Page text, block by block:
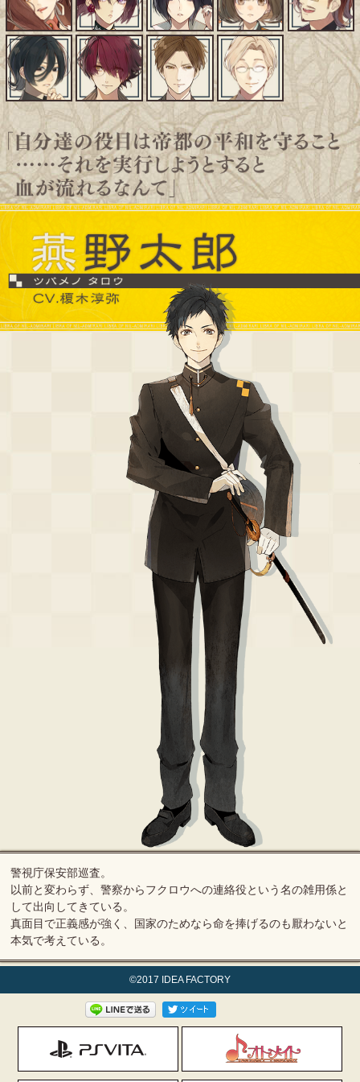
警視庁保安部巡査。
以前と変わらず、警察からフクロウへの連絡役という名の雑用係と
して出向してきている。
真面目で正義感が強く、国家のためなら命を捧げるのも厭わないと
本気で考えている。
©2017 IDEA FACTORY